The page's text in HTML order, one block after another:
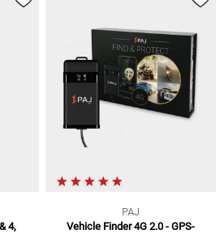
4,
PAJ
Vehicle Finder 4G 2.0 - GPS-